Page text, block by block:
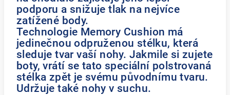
podporu a snižuje tlak na nejvíce
zatížené body.
Technologie Memory Cushion má
jedinečnou odpruženou stélku, která
sleduje tvar vaší nohy. Jakmile si zujete
boty, vrátí se tato speciální polstrovaná
stélka zpět je svému původnímu tvaru.
Udržuje také nohy v suchu.